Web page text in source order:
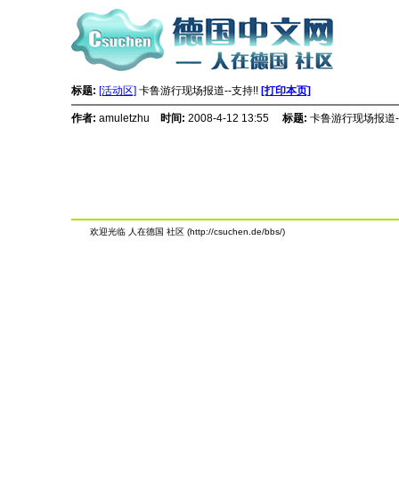
标题: [活动区] 卡鲁游行现场报道--支持!! [打印本页]
作者: amuletzhu 时间: 2008-4-12 13:55 标题: 卡鲁游行现场报道
欢迎光临 人在德国 社区 (http://csuchen.de/bbs/)